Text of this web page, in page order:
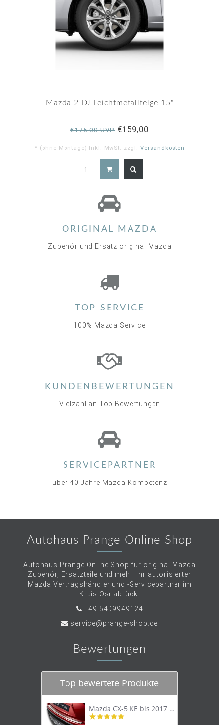
Mazda 2 DJ Leichtmetallfelge 15"
€175,00 UVP €159,00
* (ohne Montage) Inkl. MwSt. zzgl. Versandkosten
ORIGINAL MAZDA
Zubehör und Ersatz original Mazda
TOP SERVICE
100% Mazda Service
KUNDENBEWERTUNGEN
Vielzahl an Top Bewertungen
SERVICEPARTNER
über 40 Jahre Mazda Kompetenz
Autohaus Prange Online Shop
Autohaus Prange Online Shop für original Mazda
Zubehör, Ersatzteile und mehr. Ihr autorisierter
Mazda Vertragshändler und -Servicepartner im
Kreis Osnabrück.
+49 5409949124
service@prange-shop.de
Bewertungen
Top bewertete Produkte
Mazda CX-5 KE bis 2017 Trittschutzleiste Edelstahl original
4.8